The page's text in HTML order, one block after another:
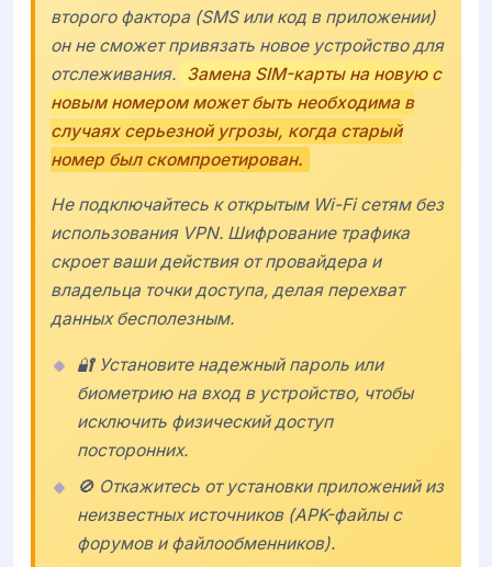
второго фактора (SMS или код в приложении)
он не сможет привязать новое устройство для
отслеживания. Замена SIM-карты на новую с
новым номером может быть необходима в
случаях серьезной угрозы, когда старый
номер был скомпроетирован.
Не подключайтесь к открытым Wi-Fi сетям без
использования VPN. Шифрование трафика
скроет ваши действия от провайдера и
владельца точки доступа, делая перехват
данных бесполезным.
🔐 Установите надежный пароль или
биометрию на вход в устройство, чтобы
исключить физический доступ
посторонних.
🚫 Откажитесь от установки приложений из
неизвестных источников (APK-файлы с
форумов и файлообменников).